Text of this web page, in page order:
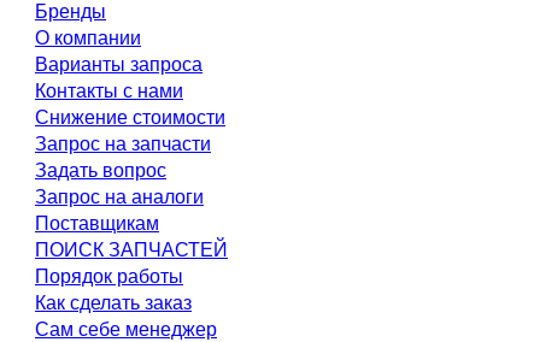
Бренды
О компании
Варианты запроса
Контакты с нами
Снижение стоимости
Запрос на запчасти
Задать вопрос
Запрос на аналоги
Поставщикам
ПОИСК ЗАПЧАСТЕЙ
Порядок работы
Как сделать заказ
Сам себе менеджер